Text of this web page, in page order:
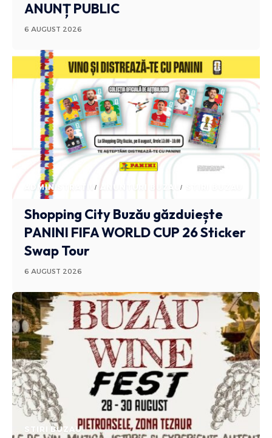
ANUNȚ PUBLIC
6 AUGUST 2026
ADMINISTRATIV ANUNTURI BUZAU
Shopping City Buzău găzduiește
PANINI FIFA WORLD CUP 26 Sticker
Swap Tour
6 AUGUST 2026
STIRI BUZAU